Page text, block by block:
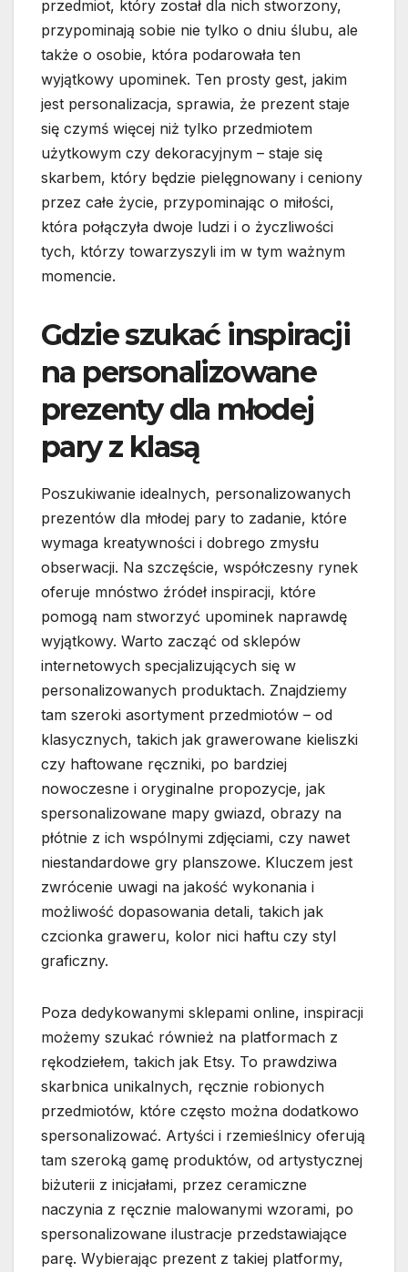
przedmiot, który został dla nich stworzony,
przypominają sobie nie tylko o dniu ślubu, ale
także o osobie, która podarowała ten
wyjątkowy upominek. Ten prosty gest, jakim
jest personalizacja, sprawia, że prezent staje
się czymś więcej niż tylko przedmiotem
użytkowym czy dekoracyjnym – staje się
skarbem, który będzie pielęgnowany i ceniony
przez całe życie, przypominając o miłości,
która połączyła dwoje ludzi i o życzliwości
tych, którzy towarzyszyli im w tym ważnym
momencie.
Gdzie szukać inspiracji
na personalizowane
prezenty dla młodej
pary z klasą
Poszukiwanie idealnych, personalizowanych
prezentów dla młodej pary to zadanie, które
wymaga kreatywności i dobrego zmysłu
obserwacji. Na szczęście, współczesny rynek
oferuje mnóstwo źródeł inspiracji, które
pomogą nam stworzyć upominek naprawdę
wyjątkowy. Warto zacząć od sklepów
internetowych specjalizujących się w
personalizowanych produktach. Znajdziemy
tam szeroki asortyment przedmiotów – od
klasycznych, takich jak grawerowane kieliszki
czy haftowane ręczniki, po bardziej
nowoczesne i oryginalne propozycje, jak
spersonalizowane mapy gwiazd, obrazy na
płótnie z ich wspólnymi zdjęciami, czy nawet
niestandardowe gry planszowe. Kluczem jest
zwrócenie uwagi na jakość wykonania i
możliwość dopasowania detali, takich jak
czcionka graweru, kolor nici haftu czy styl
graficzny.
Poza dedykowanymi sklepami online, inspiracji
możemy szukać również na platformach z
rękodziełem, takich jak Etsy. To prawdziwa
skarbnica unikalnych, ręcznie robionych
przedmiotów, które często można dodatkowo
spersonalizować. Artyści i rzemieślnicy oferują
tam szeroką gamę produktów, od artystycznej
biżuterii z inicjałami, przez ceramiczne
naczynia z ręcznie malowanymi wzorami, po
spersonalizowane ilustracje przedstawiające
parę. Wybierając prezent z takiej platformy,